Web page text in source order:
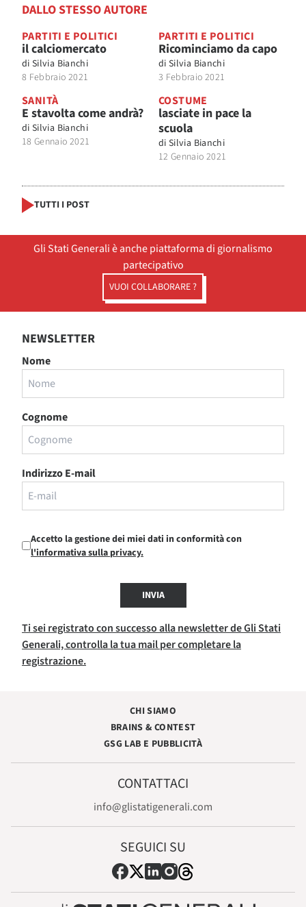
DALLO STESSO AUTORE
PARTITI E POLITICI
il calciomercato
di Silvia Bianchi
8 Febbraio 2021
PARTITI E POLITICI
Ricominciamo da capo
di Silvia Bianchi
3 Febbraio 2021
SANITÀ
E stavolta come andrà?
di Silvia Bianchi
18 Gennaio 2021
COSTUME
lasciate in pace la
scuola
di Silvia Bianchi
12 Gennaio 2021
TUTTI I POST
Gli Stati Generali è anche piattaforma di giornalismo
partecipativo
VUOI COLLABORARE ?
NEWSLETTER
Nome
Cognome
Indirizzo E-mail
Accetto la gestione dei miei dati in conformità con
l'informativa sulla privacy.
INVIA
Ti sei registrato con successo alla newsletter de Gli Stati
Generali, controlla la tua mail per completare la
registrazione.
CHI SIAMO
BRAINS & CONTEST
GSG LAB E PUBBLICITÀ
CONTATTACI
info@glistatigenerali.com
SEGUICI SU